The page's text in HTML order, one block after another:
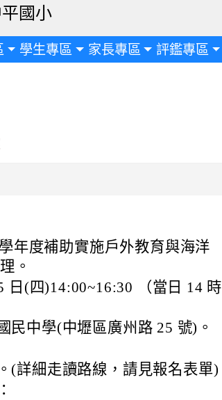
學生專區 家長專區 評鑑專區
年度補助實施戶外教育與海洋
。
日(四)14:00~16:30 （當日 14 時
民中學(中壢區廣州路 25 號)。
(詳細走讀路線，請見報名表單)